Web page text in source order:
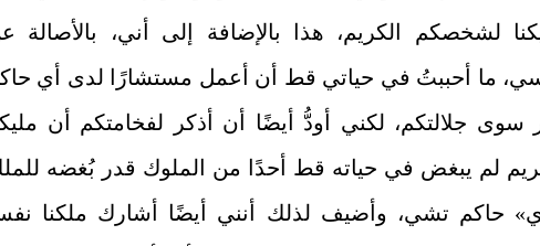
لشخصكم الكريم، هذا بالإضافة إلى أني، بالأصالة
ما أحببتُ في حياتي قط أن أعمل مستشارًا لدى أي
سوى جلالتكم، لكني أودُّ أيضًا أن أذكر لفخامتكم أن
لم يبغض في حياته قط أحدًا من الملوك قدر بُغضه
حاكم تشي، وأضيف لذلك أنني أيضًا أشارك ملكنا